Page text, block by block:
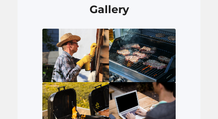
Gallery